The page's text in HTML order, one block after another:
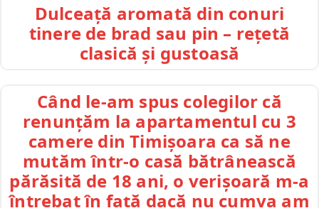
Dulceață aromată din conuri
tinere de brad sau pin – rețetă
clasică și gustoasă
Când le-am spus colegilor că
renunțăm la apartamentul cu 3
camere din Timișoara ca să ne
mutăm într-o casă bătrânească
părăsită de 18 ani, o verișoară m-a
întrebat în față dacă nu cumva am